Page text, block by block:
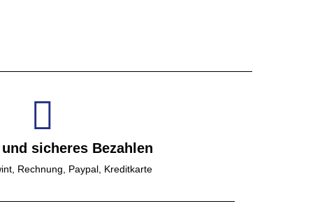
sicheres Bezahlen
Rechnung, Paypal, Kreditkarte